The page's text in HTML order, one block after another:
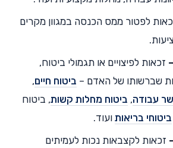
לפטור ממס הכנסה במגוון מקרים
זכאות לפיצויים או תגמולי ביטוח,
שברשותו של האדם – ביטוח חיים,
עבודה, ביטוח מחלות קשות, ביטוח
ביטוחי בריאות ועוד.
זכאות לקצבאות נכות לעמיתים